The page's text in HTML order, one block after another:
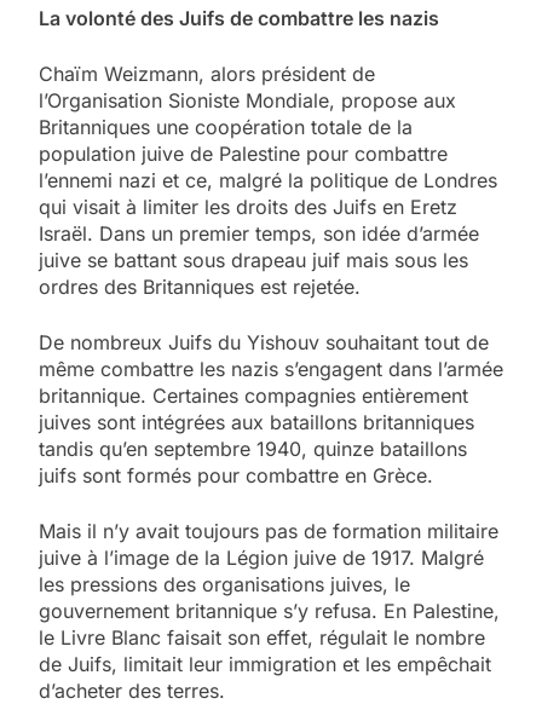
La volonté des Juifs de combattre les nazis
Chaïm Weizmann, alors président de
l’Organisation Sioniste Mondiale, propose aux
Britanniques une coopération totale de la
population juive de Palestine pour combattre
l’ennemi nazi et ce, malgré la politique de Londres
qui visait à limiter les droits des Juifs en Eretz
Israël. Dans un premier temps, son idée d’armée
juive se battant sous drapeau juif mais sous les
ordres des Britanniques est rejetée.
De nombreux Juifs du Yishouv souhaitant tout de
même combattre les nazis s’engagent dans l’armée
britannique. Certaines compagnies entièrement
juives sont intégrées aux bataillons britanniques
tandis qu’en septembre 1940, quinze bataillons
juifs sont formés pour combattre en Grèce.
Mais il n’y avait toujours pas de formation militaire
juive à l’image de la Légion juive de 1917. Malgré
les pressions des organisations juives, le
gouvernement britannique s’y refusa. En Palestine,
le Livre Blanc faisait son effet, régulait le nombre
de Juifs, limitait leur immigration et les empêchait
d’acheter des terres.